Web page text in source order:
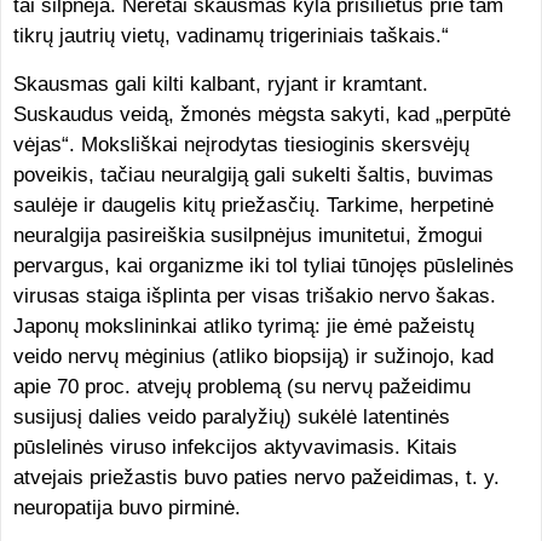
tai silpnėja. Neretai skausmas kyla prisilietus prie tam
tikrų jautrių vietų, vadinamų trigeriniais taškais.“
Skausmas gali kilti kalbant, ryjant ir kramtant.
Suskaudus veidą, žmonės mėgsta sakyti, kad „perpūtė
vėjas“. Moksliškai neįrodytas tiesioginis skersvėjų
poveikis, tačiau neuralgiją gali sukelti šaltis, buvimas
saulėje ir daugelis kitų priežasčių. Tarkime, herpetinė
neuralgija pasireiškia susilpnėjus imunitetui, žmogui
pervargus, kai organizme iki tol tyliai tūnojęs pūslelinės
virusas staiga išplinta per visas trišakio nervo šakas.
Japonų mokslininkai atliko tyrimą: jie ėmė pažeistų
veido nervų mėginius (atliko biopsiją) ir sužinojo, kad
apie 70 proc. atvejų problemą (su nervų pažeidimu
susijusį dalies veido paralyžių) sukėlė latentinės
pūslelinės viruso infekcijos aktyvavimasis. Kitais
atvejais priežastis buvo paties nervo pažeidimas, t. y.
neuropatija buvo pirminė.